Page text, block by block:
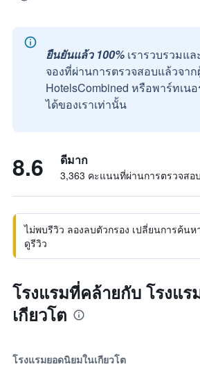
ยืนยันแล้ว 100% เรารวบรวมแ
จองที่ผ่านการตรวจสอบแล้วจาก
HotelsCombined หรือพาร์ทเน
ได้ของเราเท่านั้น
8.6 ดีมาก
3,363 คะแนนที่ผ่านการตรวจสอบ
ไม่พบรีวิว ลองลบตัวกรอง เปลี่ยนการค้นห
ดูรีวิว
โรงแรมที่คล้ายกับ โรงแร
เกียวโต
โรงแรมยอดนิยมในเกียวโต